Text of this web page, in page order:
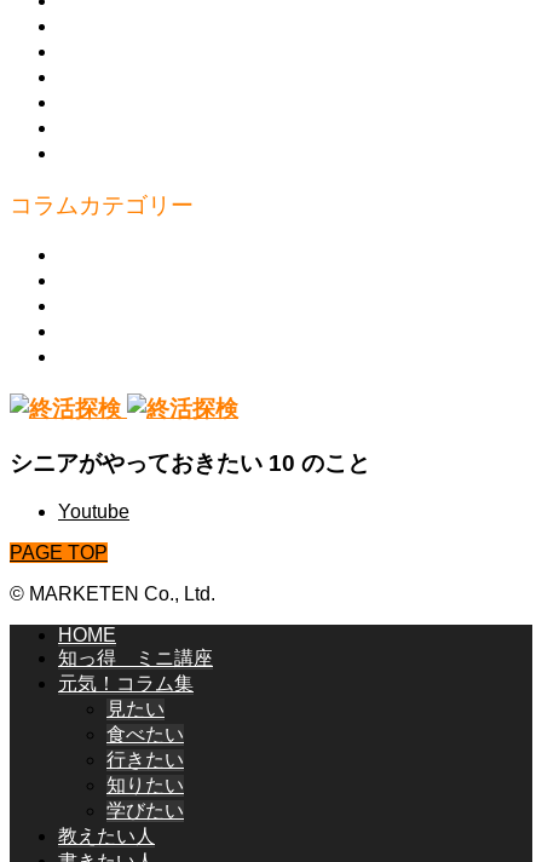
コラムカテゴリー
シニアがやっておきたい 10 のこと
Youtube
PAGE TOP
© MARKETEN Co., Ltd.
HOME
知っ得 ミニ講座
元気！コラム集
見たい
食べたい
行きたい
知りたい
学びたい
教えたい人